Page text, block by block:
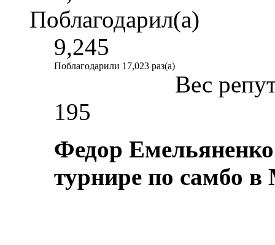
Поблагодарил(а)
9,245
Поблагодарили 17,023 раз(а)
Вес
195
Федор
турнире по самбо